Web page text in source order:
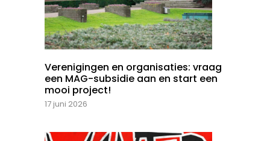
Verenigingen en organisaties: vraag
een MAG-subsidie aan en start een
mooi project!
17 juni 2026